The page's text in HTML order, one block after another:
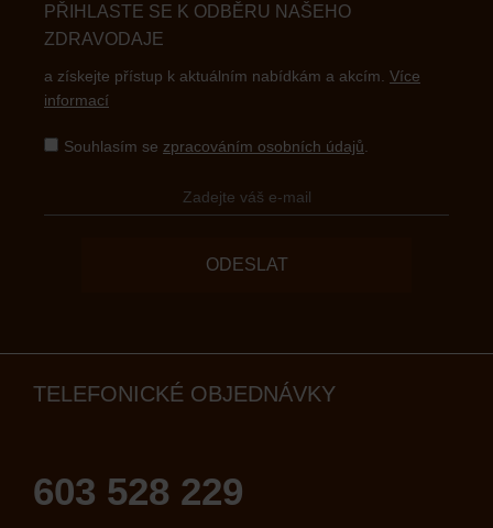
PŘIHLASTE SE K ODBĚRU NAŠEHO
ZDRAVODAJE
a získejte přístup k aktuálním nabídkám a akcím. Více
informací
Souhlasím se zpracováním osobních údajů
ODESLAT
TELEFONICKÉ OBJEDNÁVKY
603 528 229